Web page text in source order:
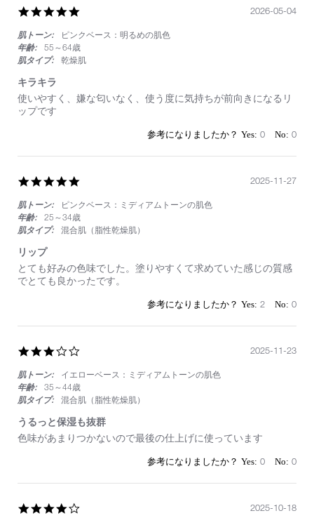
rating
肌トーン:
ピンクベース：明るめの肌色
年齢:
55～64歳
肌タイプ:
乾燥肌
キラキラ
Review
by
2026
review
stating
ラ
使いやすく、嫌な匂いなく、使う度に気持ちが前向きになるリ
ップです
2026-05-04
0 0
rating
肌トーン:
ピンクベース：ミディアムトーンの肌色
年齢:
25～34歳
肌タイプ:
混合肌（脂性乾燥肌）
リップ
Review
by
2025
review
stating
とても好みの色味でした。塗りやすくて求めていた感じの質感
でとても良かったです。
2025-11-27
2 0
rating
肌トーン:
イエローベース：ミディアムトーンの肌色
年齢:
35～44歳
肌タイプ:
混合肌（脂性乾燥肌）
うるっと保湿も抜群
Review
Nov
review
っ
保
色味があまりつかないので最後の仕上げに使っています
2025-11-23
0 0
2025-10-18